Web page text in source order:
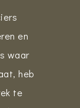
en
waar
heb
te